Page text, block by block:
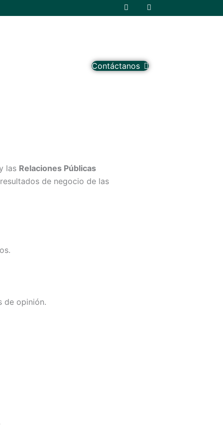
F
a
c
-
f
I
n
s
m
Contáctanos
las Relaciones Públicas
de negocio de las
de opinión.